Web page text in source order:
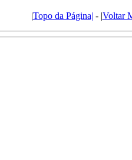
|Topo da Página| - |Voltar